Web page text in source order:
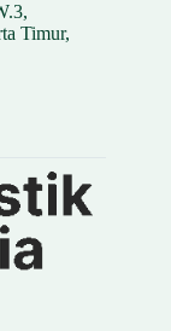
Timur,